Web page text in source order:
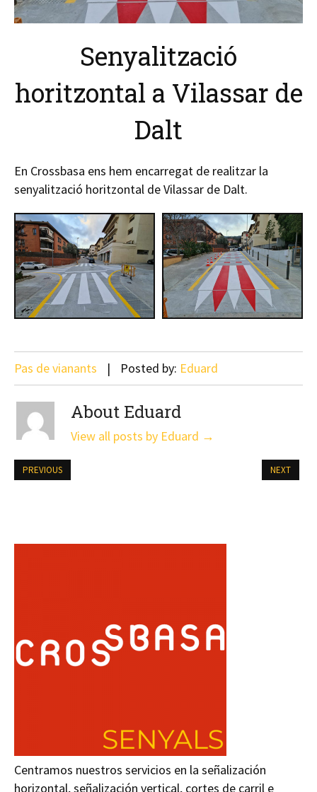
Senyalització
horitzontal a Vilassar de
Dalt
En Crossbasa ens hem encarregat de realitzar la
senyalització horitzontal de Vilassar de Dalt.
Pas de vianants Posted by: Eduard
About Eduard
View all posts by Eduard →
PREVIOUS NEXT
Centramos nuestros servicios en la señalización
horizontal, señalización vertical, cortes de carril e